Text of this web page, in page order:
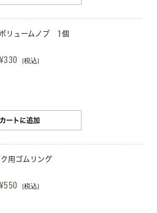
リュームノブ　1個
¥330 (税込)
カートに追加
ク用ゴムリング
¥550 (税込)